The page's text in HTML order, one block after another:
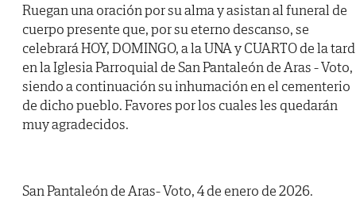
Ruegan una oración por su alma y asistan al funeral de
cuerpo presente que, por su eterno descanso, se
celebrará HOY, DOMINGO, a la UNA y CUARTO de la
en la Iglesia Parroquial de San Pantaleón de Aras - Voto,
siendo a continuación su inhumación en el cementerio
de dicho pueblo. Favores por los cuales les quedarán
muy agradecidos.
San Pantaleón de Aras- Voto, 4 de enero de 2026.